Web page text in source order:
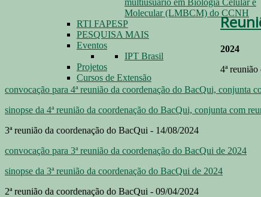
multiusuário em Biologia Celular e
Molecular (LMBCM) do CCNH
RTI FAPESP
PESQUISA MAIS
Eventos
IPT Brasil
Projetos
Cursos de Extensão
2024
4ª
convocação para 4ª reunião da coordenação do BacQui, conjunta
sinopse da 4ª reunião da coordenação do BacQui, conjunta com
3ª reunião da coordenação do BacQui - 14/08/2024
convocação para 3ª reunião da coordenação do BacQui de 2024
sinopse da 3ª reunião da coordenação do BacQui de 2024
2ª reunião da coordenação do BacQui - 09/04/2024